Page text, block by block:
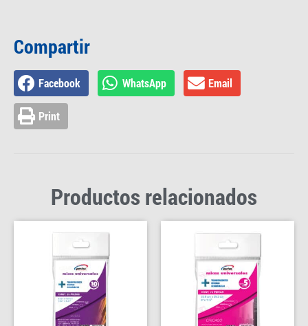
Compartir
Facebook WhatsApp Email
Print
Productos relacionados